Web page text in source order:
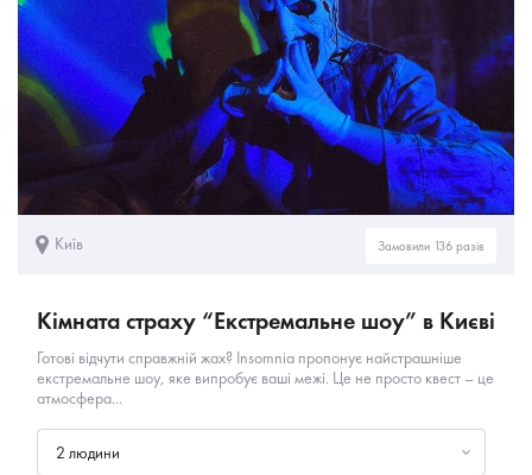
Київ Замовили 136 разів
Кімната страху “Екстремальне шоу” в Києві
Готові відчути справжній жах? Insomnia пропонує найстрашніше
екстремальне шоу, яке випробує ваші межі. Це не просто квест – це
атмосфера...
2 людини